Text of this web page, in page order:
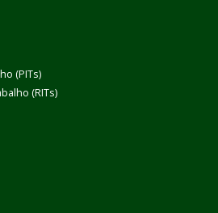
(PITs)
(RITs)